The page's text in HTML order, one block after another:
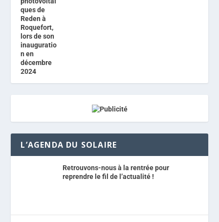
L’AGENDA DU SOLAIRE
Retrouvons-nous à la rentrée pour
reprendre le fil de l’actualité !